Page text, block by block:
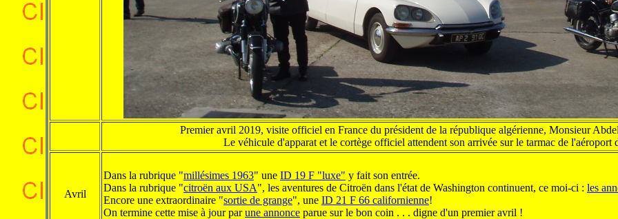
Premier avril 2019, visite officiel en France du président de la république algérienne, Monsieur
Le véhicule d'apparat et le cortège officiel attendent son arrivée sur le tarmac de l'aéroport
Avril
Dans la rubrique "millésimes 1963" une ID 19 F "luxe" y fait son entrée.
Dans la rubrique "citroën aux USA", les aventures de Citroën dans l'état de Washington continuent, ce moi-ci : les
Encore une extraordinaire "sortie de grange", une ID 21 F 66 californienne!
On termine cette mise à jour parune annonce parue sur le bon coin . . . digne d'un premier avril !